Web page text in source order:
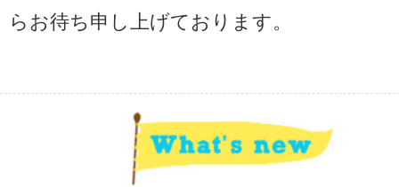
らお待ち申し上げております。